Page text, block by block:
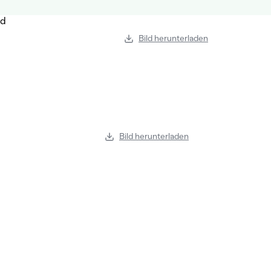
Bild herunterladen
Bild herunterladen